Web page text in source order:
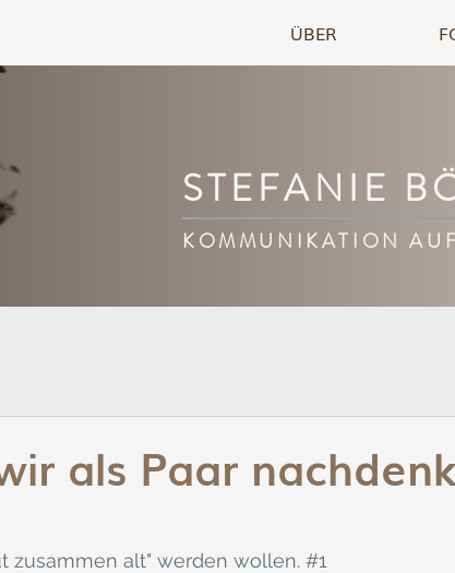
ÜBER
STEFANIE
KOMMUNIKATION
als Paar
zusammen alt" werden wollen. #1